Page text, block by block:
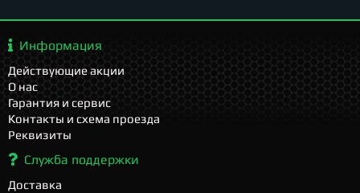
Информация
Действующие акции
О нас
Гарантия и сервис
Контакты и схема проезда
Реквизиты
Служба поддержки
Доставка